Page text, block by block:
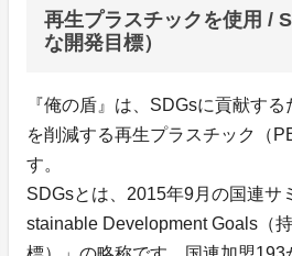
再生プラスチックを使用 /
な開発目標）
『俺の盾』は、SDGsに貢献す
を削減する再生プラスチック（
す。
SDGsとは、2015年9月の国連サ
stainable Development Goals（